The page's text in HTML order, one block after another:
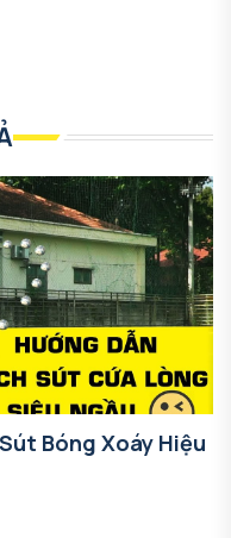
Bóng Xoáy Hiệu